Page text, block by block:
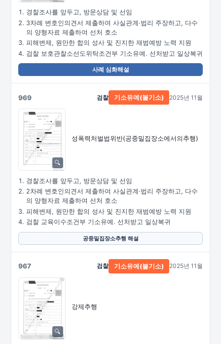
경찰조사를 앞두고, 방문상담 및 선임
3차례 변호인의견서 제출하여 사실관계·법리 주장하고, 다수
의 양형자료 제출하여 선처 호소
피해변제, 원만한 합의 성사 및 진지한 재범예방 노력 지원
검찰 보호관찰소선도위탁조건부 기소유예. 선처받고 일상복귀
사례 심화해설
969
성폭력처벌법위반(공중밀집장소에서의추행)
검찰 기소유예(불기소) 2025년 11월
경찰조사를 앞두고, 방문상담 및 선임
2차례 변호인의견서 제출하여 사실관계·법리 주장하고, 다수
의 양형자료 제출하여 선처 호소
피해변제, 원만한 합의 성사 및 진지한 재범예방 노력 지원
검찰 교육이수조건부 기소유예. 선처받고 일상복귀
공중밀집장소추행 해설
967
강제추행
검찰 기소유예(불기소) 2025년 11월